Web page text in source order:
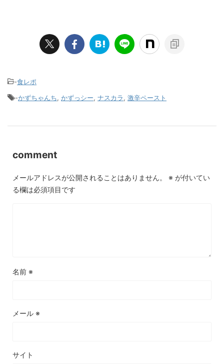
-食レポ
-かずちゃんち, かずっシー, ナスカラ, 激辛ペースト
comment
メールアドレスが公開されることはありません。 ※ が付いてい
る欄は必須項目です
名前 ※
メール ※
サイト